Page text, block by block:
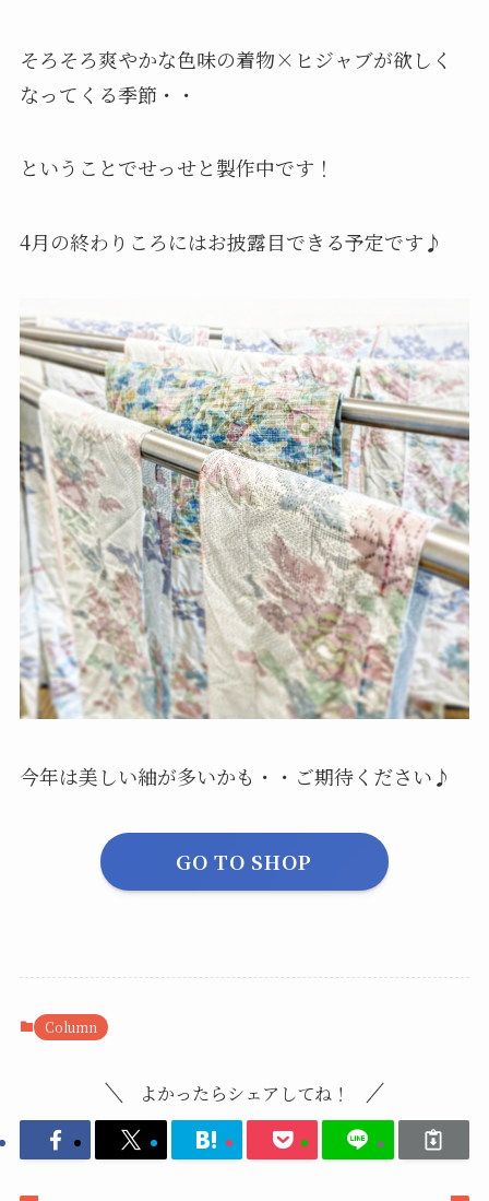
そろそろ爽やかな色味の着物×ヒジャブが欲しく
なってくる季節・・
ということでせっせと製作中です！
4月の終わりころにはお披露目できる予定です♪
今年は美しい紬が多いかも・・ご期待ください♪
GO TO SHOP
Column
よかったらシェアしてね！